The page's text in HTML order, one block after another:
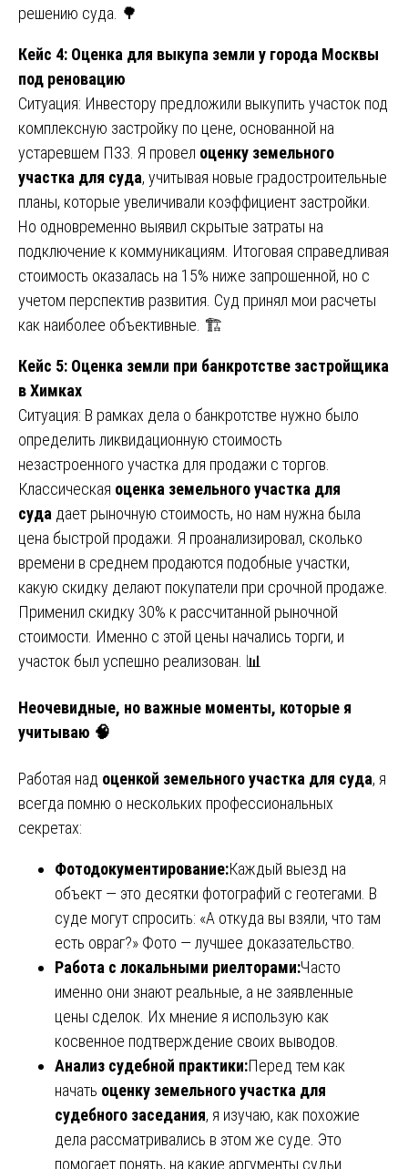
решению суда. 🌳
Кейс 4: Оценка для выкупа земли у города Москвы
под реновацию
Ситуация: Инвестору предложили выкупить участок под
комплексную застройку по цене, основанной на
устаревшем ПЗЗ. Я провел оценку земельного
участка для суда, учитывая новые градостроительные
планы, которые увеличивали коэффициент застройки.
Но одновременно выявил скрытые затраты на
подключение к коммуникациям. Итоговая справедливая
стоимость оказалась на 15% ниже запрошенной, но с
учетом перспектив развития. Суд принял мои расчеты
как наиболее объективные. 🏗️
Кейс 5: Оценка земли при банкротстве застройщика
в Химках
Ситуация: В рамках дела о банкротстве нужно было
определить ликвидационную стоимость
незастроенного участка для продажи с торгов.
Классическая оценка земельного участка для
суда дает рыночную стоимость, но нам нужна была
цена быстрой продажи. Я проанализировал, сколько
времени в среднем продаются подобные участки,
какую скидку делают покупатели при срочной продаже.
Применил скидку 30% к рассчитанной рыночной
стоимости. Именно с этой цены начались торги, и
участок был успешно реализован. 📊
Неочевидные, но важные моменты, которые я
учитываю 🧠
Работая над оценкой земельного участка для суда, я
всегда помню о нескольких профессиональных
секретах:
Фотодокументирование:Каждый выезд на
объект — это десятки фотографий с геотегами. В
суде могут спросить: «А откуда вы взяли, что там
есть овраг?» Фото — лучшее доказательство.
Работа с локальными риелторами:Часто
именно они знают реальные, а не заявленные
цены сделок. Их мнение я использую как
косвенное подтверждение своих выводов.
Анализ судебной практики:Перед тем как
начать оценку земельного участка для
судебного заседания, я изучаю, как похожие
дела рассматривались в этом же суде. Это
помогает понять, на какие аргументы судьи